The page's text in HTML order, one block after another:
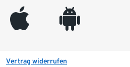
appleinc android
Vertrag widerrufen